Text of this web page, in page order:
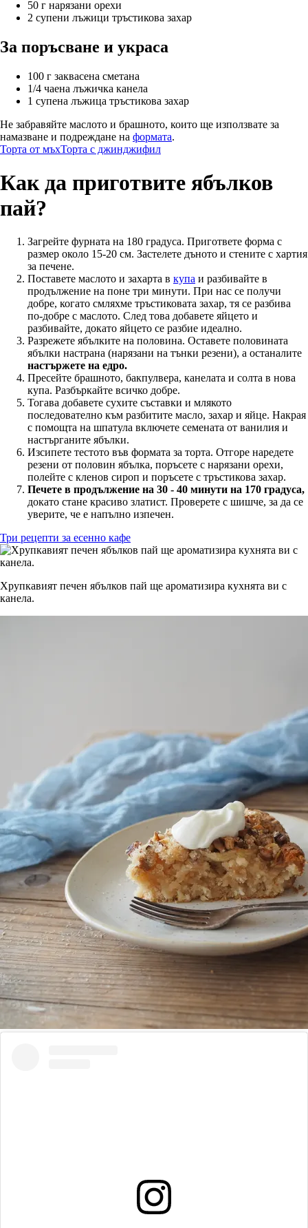
50 г нарязани орехи
2 супени лъжици тръстикова захар
За поръсване и украса
100 г заквасена сметана
1/4 чаена лъжичка канела
1 супена лъжица тръстикова захар
Не забравяйте маслото и брашното, които ще използвате за
намазване и подреждане на формата.
Торта от мъхТорта с джинджифил
Как да приготвите ябълков
пай?
Загрейте фурната на 180 градуса. Пригответе форма с
размер около 15-20 см. Застелете дъното и стените с хартия
за печене.
Поставете маслото и захарта в купа и разбивайте в
продължение на поне три минути. При нас се получи
добре, когато смляхме тръстиковата захар, тя се разбива
по-добре с маслото. След това добавете яйцето и
разбивайте, докато яйцето се разбие идеално.
Разрежете ябълките на половина. Оставете половината
ябълки настрана (нарязани на тънки резени), а останалите
настържете на едро.
Пресейте брашното, бакпулвера, канелата и солта в нова
купа. Разбъркайте всичко добре.
Тогава добавете сухите съставки и млякото
последователно към разбитите масло, захар и яйце. Накрая
с помощта на шпатула включете семената от ванилия и
настърганите ябълки.
Изсипете тестото във формата за торта. Отгоре наредете
резени от половин ябълка, поръсете с нарязани орехи,
полейте с кленов сироп и поръсете с тръстикова захар.
Печете в продължение на 30 - 40 минути на 170 градуса,
докато стане красиво златист. Проверете с шишче, за да се
уверите, че е напълно изпечен.
Три рецепти за есенно кафе
Хрупкавият печен ябълков пай ще ароматизира кухнята ви с
канела.